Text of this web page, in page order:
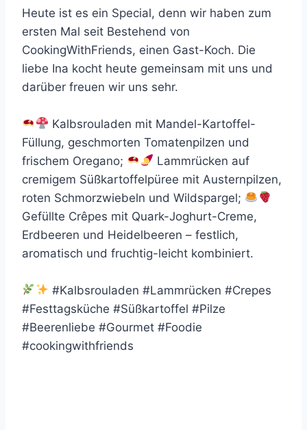
Heute ist es ein Special, denn wir haben zum
ersten Mal seit Bestehend von
CookingWithFriends, einen Gast-Koch. Die
liebe Ina kocht heute gemeinsam mit uns und
darüber freuen wir uns sehr.
Kalbsrouladen mit Mandel-Kartoffel-
Füllung, geschmorten Tomatenpilzen und
frischem Oregano;
Lammrücken auf
cremigem Süßkartoffelpüree mit Austernpilzen,
roten Schmorzwiebeln und Wildspargel;
Gefüllte Crêpes mit Quark-Joghurt-Creme,
Erdbeeren und Heidelbeeren – festlich,
aromatisch und fruchtig-leicht kombiniert.
#Kalbsrouladen #Lammrücken #Crepes
#Festtagsküche #Süßkartoffel #Pilze
#Beerenliebe #Gourmet #Foodie
#cookingwithfriends